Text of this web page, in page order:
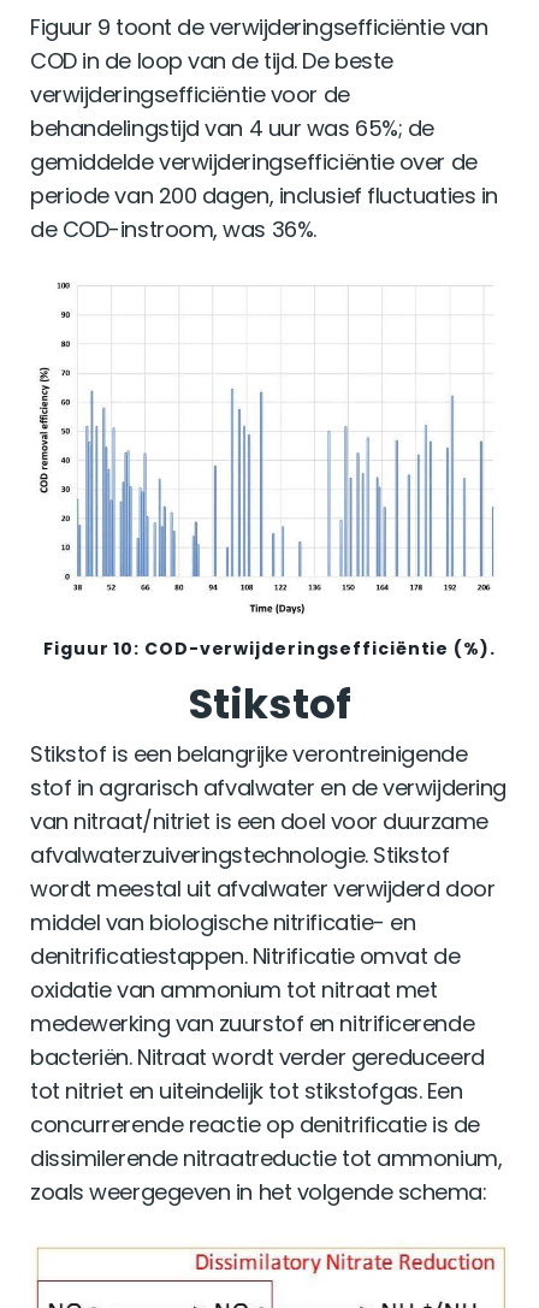
Figuur 9 toont de verwijderingsefficiëntie van
COD in de loop van de tijd. De beste
verwijderingsefficiëntie voor de
behandelingstijd van 4 uur was 65%; de
gemiddelde verwijderingsefficiëntie over de
periode van 200 dagen, inclusief fluctuaties in
de COD-instroom, was 36%.
Figuur 10: COD-verwijderingsefficiëntie (%).
Stikstof
Stikstof is een belangrijke verontreinigende
stof in agrarisch afvalwater en de verwijdering
van nitraat/nitriet is een doel voor duurzame
afvalwaterzuiveringstechnologie. Stikstof
wordt meestal uit afvalwater verwijderd door
middel van biologische nitrificatie- en
denitrificatiestappen. Nitrificatie omvat de
oxidatie van ammonium tot nitraat met
medewerking van zuurstof en nitrificerende
bacteriën. Nitraat wordt verder gereduceerd
tot nitriet en uiteindelijk tot stikstofgas. Een
concurrerende reactie op denitrificatie is de
dissimilerende nitraatreductie tot ammonium,
zoals weergegeven in het volgende schema: